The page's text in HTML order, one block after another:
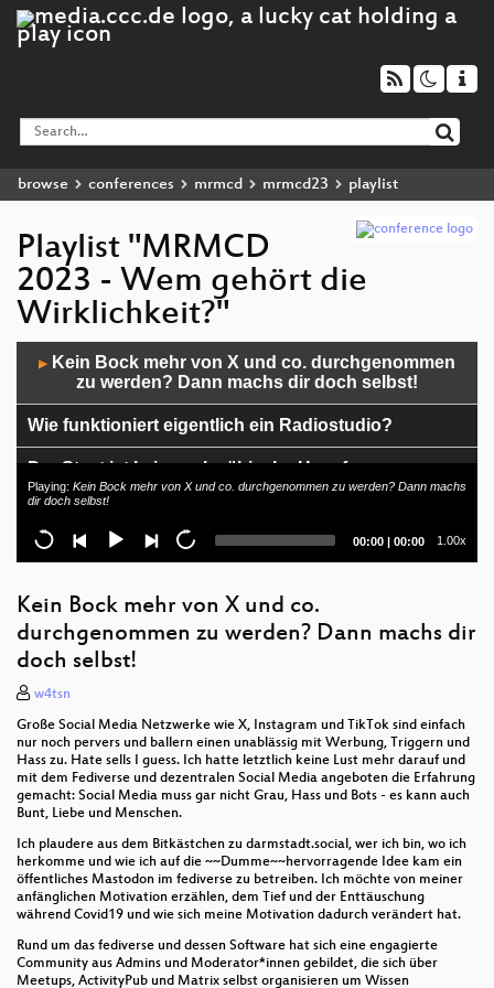
browse conferences mrmcd mrmcd23 playlist
Playlist "MRMCD
2023 - Wem gehört die
Wirklichkeit?"
Player
▶
Kein Bock mehr von X und co. durchgenommen
zu werden? Dann machs dir doch selbst!
Wie funktioniert eigentlich ein Radiostudio?
Der Staat ist keine schwäbische Hausfrau
Lessons learned: Sicherheit in die Breite tragen
Rosenpass Update. Post Quantum Kryptographie in
Beyond Dashboards: Wie man aus Timeseries
Daten Signale generiert
Powerpoint Karaoke
Sie können die Wahrheit doch gar nicht vertragen!
Hack the Gadget!
GigaFunk, Freifunk ins Gigabit-Zeitalter
Linux Host Security - Lessons Learned &
Praxistipps
Road to OpenWrt
Playing: Kein Bock mehr von X und co. durchgenommen zu werden? Dann machs
dir doch selbst!
Current
00:00 | Total
00:00 1.00x
Kein Bock mehr von X und co.
durchgenommen zu werden? Dann machs dir
doch selbst!
w4tsn
Große Social Media Netzwerke wie X, Instagram und TikTok sind einfach
nur noch pervers und ballern einen unablässig mit Werbung, Triggern und
Hass zu. Hate sells I guess. Ich hatte letztlich keine Lust mehr darauf und
mit dem Fediverse und dezentralen Social Media angeboten die Erfahrung
gemacht: Social Media muss gar nicht Grau, Hass und Bots - es kann auch
Bunt, Liebe und Menschen.
Ich plaudere aus dem Bitkästchen zu darmstadt.social, wer ich bin, wo ich
herkomme und wie ich auf die ~~Dumme~~hervorragende Idee kam ein
öffentliches Mastodon im fediverse zu betreiben. Ich möchte von meiner
anfänglichen Motivation erzählen, dem Tief und der Enttäuschung
während Covid19 und wie sich meine Motivation dadurch verändert hat.
Rund um das fediverse und dessen Software hat sich eine engagierte
Community aus Admins und Moderator*innen gebildet, die sich über
Meetups, ActivityPub und Matrix selbst organisieren um Wissen